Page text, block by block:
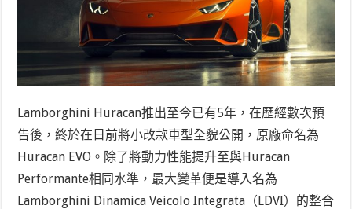
Lamborghini Huracan推出至今已有5年，在歷經數次預
告後，終於在日前將小改款車型全貌公開，原廠命名為
Huracan EVO。除了將動力性能提升至與Huracan
Performante相同水準，最大變革便是導入名為
Lamborghini Dinamica Veicolo Integrata（LDVI）的整合